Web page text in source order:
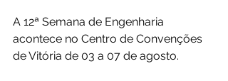
A 12ª Semana de Engenharia
acontece no Centro de Convenções
de Vitória de 03 a 07 de agosto.